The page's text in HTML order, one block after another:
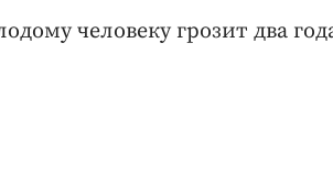
человеку грозит два